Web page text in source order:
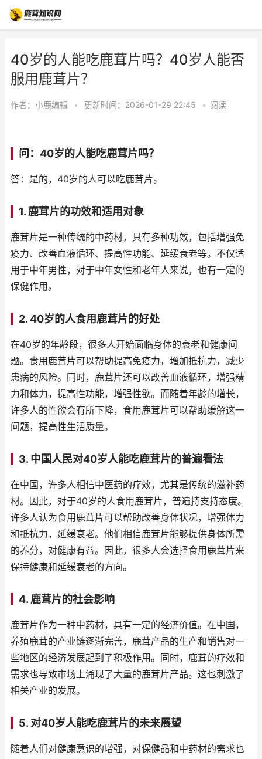
40岁的人能吃鹿茸片吗？40岁人能否
服用鹿茸片？
作者： 小鹿编辑 • 更新时间：2026-01-29 22:45 • 阅读
问：40岁的人能吃鹿茸片吗？
答：是的，40岁的人可以吃鹿茸片。
1. 鹿茸片的功效和适用对象
鹿茸片是一种传统的中药材，具有多种功效，包括增强免
疫力、改善血液循环、提高性功能、延缓衰老等。不仅适
用于中年男性，对于中年女性和老年人来说，也有一定的
保健作用。
2. 40岁的人食用鹿茸片的好处
在40岁的年龄段，很多人开始面临身体的衰老和健康问
题。食用鹿茸片可以帮助提高免疫力，增加抵抗力，减少
患病的风险。同时，鹿茸片还可以改善血液循环，增强精
力和体力，提高性功能，增强性欲。而随着年龄的增长，
许多人的性欲会有所下降，食用鹿茸片可以帮助缓解这一
问题，提高性生活质量。
3. 中国人民对40岁人能吃鹿茸片的普遍看法
在中国，许多人相信中医药的疗效，尤其是传统的滋补药
材。因此，对于40岁的人食用鹿茸片，普遍持支持态度。
许多人认为食用鹿茸片可以帮助改善身体状况，增强体力
和抵抗力，延缓衰老。他们相信鹿茸片能够提供身体所需
的养分，对健康有益。因此，很多人会选择食用鹿茸片来
保持健康和延缓衰老的方向。
4. 鹿茸片的社会影响
鹿茸片作为一种中药材，具有一定的经济价值。在中国，
养殖鹿茸的产业链逐渐完善，鹿茸产品的生产和销售对一
些地区的经济发展起到了积极作用。同时，鹿茸的疗效和
需求也导致市场上涌现了大量的鹿茸片产品。这也刺激了
相关产业的发展。
5. 对40岁人能吃鹿茸片的未来展望
随着人们对健康意识的增强，对保健品和中药材的需求也